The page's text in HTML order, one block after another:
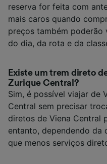
reserva for feita com
mais caros quando
preços também poderão
do dia, da rota e da
Existe um trem direto
Zurique Central?
Sim, é possível viajar de
Central sem precisar
diretos de Viena Central
entanto, dependendo da
que menos serviços